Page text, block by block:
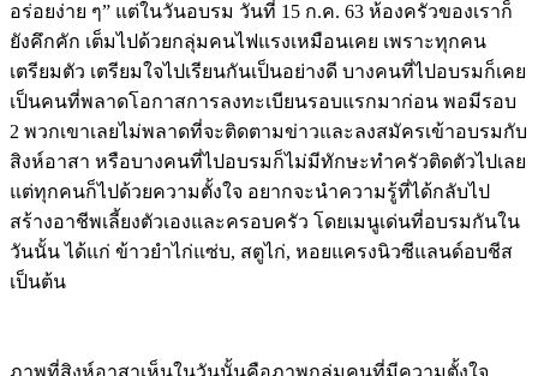
อร่อยง่าย ๆ” แต่ในวันอบรม วันที่ 15 ก.ค. 63 ห้องครัวของเราก็
ยังคึกคัก เต็มไปด้วยกลุ่มคนไฟแรงเหมือนเคย เพราะทุกคน
เตรียมตัว เตรียมใจไปเรียนกันเป็นอย่างดี บางคนที่ไปอบรมก็เคย
เป็นคนที่พลาดโอกาสการลงทะเบียนรอบแรกมาก่อน พอมีรอบ
2 พวกเขาเลยไม่พลาดที่จะติดตามข่าวและลงสมัครเข้าอบรมกับ
สิงห์อาสา หรือบางคนที่ไปอบรมก็ไม่มีทักษะทำครัวติดตัวไปเลย
แต่ทุกคนก็ไปด้วยความตั้งใจ อยากจะนำความรู้ที่ได้กลับไป
สร้างอาชีพเลี้ยงตัวเองและครอบครัว โดยเมนูเด่นที่อบรมกันใน
วันนั้น ได้แก่ ข้าวยำไก่แซ่บ, สตูไก่, หอยแครงนิวซีแลนด์อบชีส
เป็นต้น
ภาพที่สิงห์อาสาเห็นในวันนั้นคือภาพกลุ่มคนที่มีความตั้งใจ